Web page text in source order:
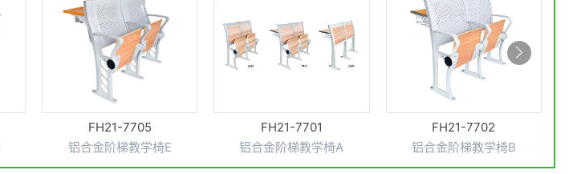
FH21-7701
铝合金阶梯教学椅A
FH21-7702
铝合金阶梯教学椅B
FH21-7703
铝合金阶梯教学椅C